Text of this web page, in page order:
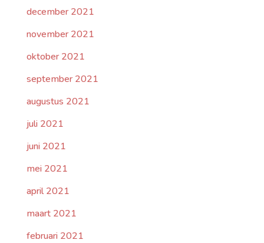
december 2021
november 2021
oktober 2021
september 2021
augustus 2021
juli 2021
juni 2021
mei 2021
april 2021
maart 2021
februari 2021